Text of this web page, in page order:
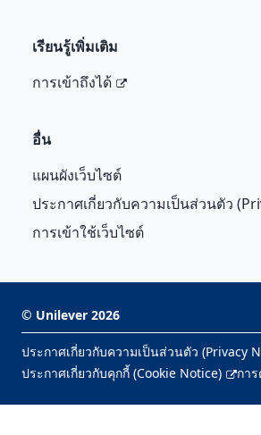
เรียนรู้เพิ่มเติม
การเข้าถึงได้
อื่น
แผนผังเว็บไซต์
ประกาศเกี่ยวกับความเป็นส่วนตัว
การเข้าใช้เว็บไซต์
© Unilever 2026
ประกาศเกี่ยวกับความเป็นส่วนตัว (Privacy
ประกาศเกี่ยวกับคุกกี้ (Cookie Notice)
กา